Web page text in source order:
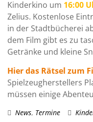
Kinderkino um 16:00
Zelius. Kostenlose
in der Stadtbücherei
dem Film gibt es zu
Getränke und kleine
Hier das Rätsel zum
Spielzeugherstellers
müssen einige
News, Termine